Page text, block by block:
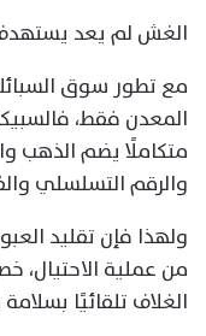
الغش لم يعد
مع تطور سوق
المعدن فقط،
متكاملًا يضم الذهب
والرقم التسلسلي
ولهذا فإن تقليد
من عملية الاحتيال،
الغلاف تلقائيًا